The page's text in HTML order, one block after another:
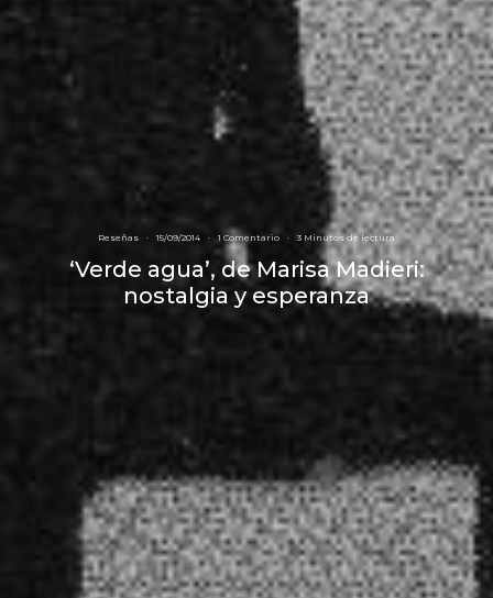
Reseñas · 15/09/2014 · 1 Comentario · 3 Minutos de lectura
‘Verde agua’, de Marisa Madieri:
nostalgia y esperanza